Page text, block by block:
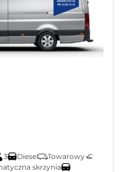
3 Diesel
Towarowy
skrzynia